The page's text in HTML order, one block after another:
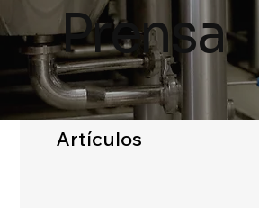
Prensa
Artículos